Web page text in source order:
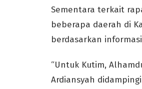
Sementara terkait
beberapa daerah di
berdasarkan
“Untuk Kutim,
Ardiansyah